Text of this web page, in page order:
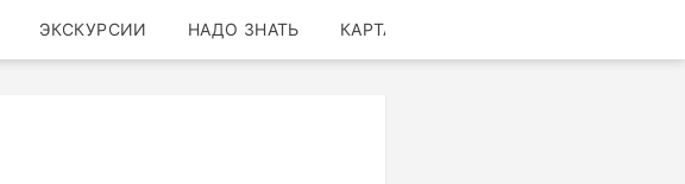
ЭКСКУРСИИ НАДО ЗНАТЬ КАРТА